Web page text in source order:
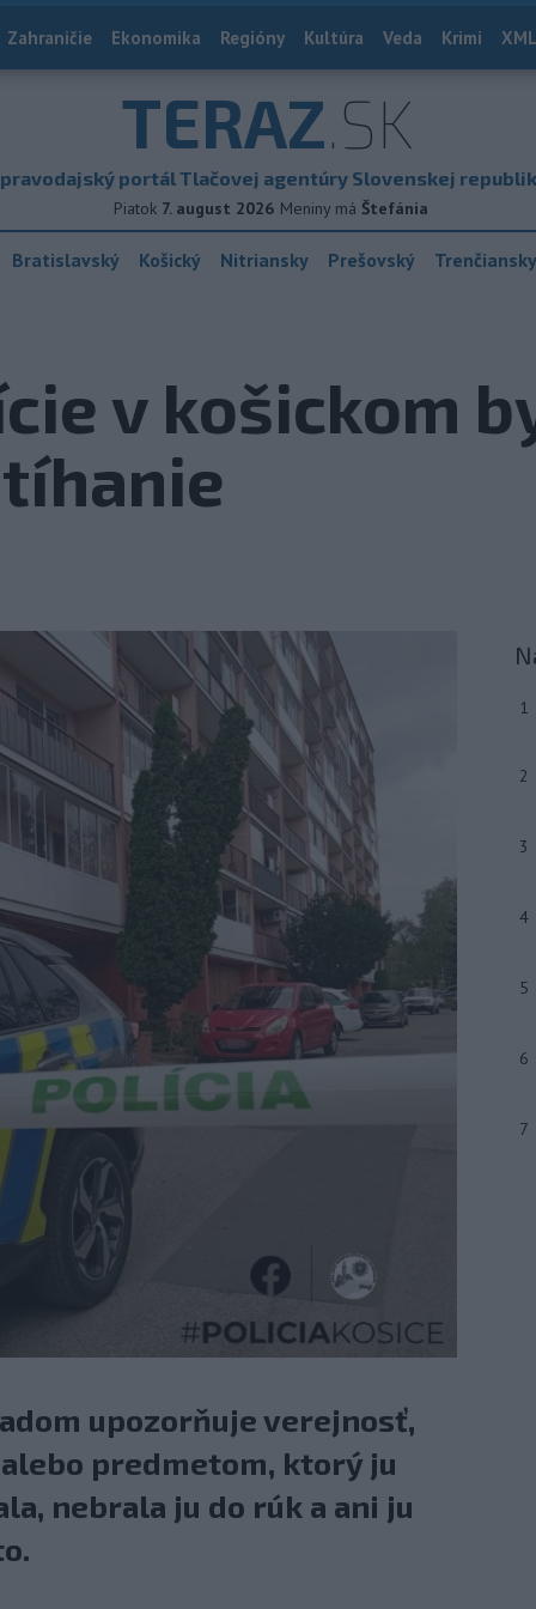
Zahraničie Ekonomika Regióny Kultúra Veda Krimi
TERAZ.SK
portál Tlačovej agentúry Slovenskej
Piatok 7. august 2026 Meniny má Štefánia
Bratislavský Košický Nitriansky Prešovský Trenčiansky
v košickom
upozorňuje verejnosť,
predmetom, ktorý ju
nebrala ju do rúk a ani ju
1
2
3
4
5
6
7